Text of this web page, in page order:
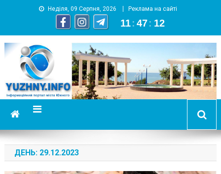
Неділя, 09 Серпня, 2026 Реклама на сайті
11 : 47 : 13
YUZHNY.INFO
информационный портал города Южный
ДЕНЬ: 29.12.2023